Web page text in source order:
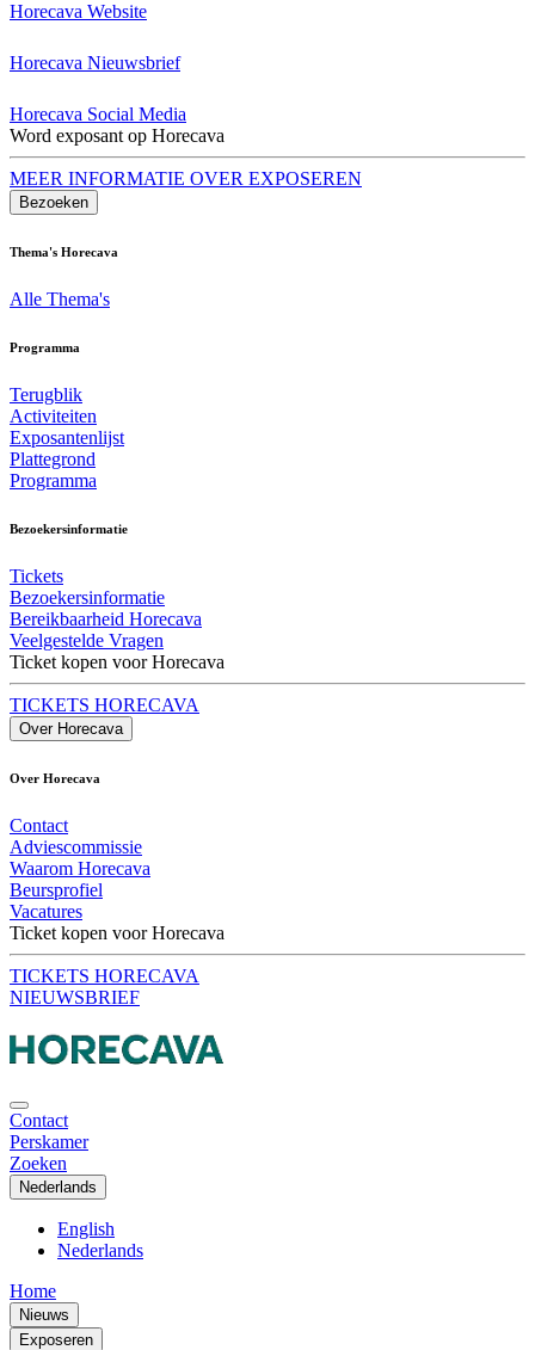
Horecava Website
Horecava Nieuwsbrief
Horecava Social Media
Word exposant op Horecava
MEER INFORMATIE OVER EXPOSEREN
Bezoeken
Thema's Horecava
Alle Thema's
Programma
Terugblik
Activiteiten
Exposantenlijst
Plattegrond
Programma
Bezoekersinformatie
Tickets
Bezoekersinformatie
Bereikbaarheid Horecava
Veelgestelde Vragen
Ticket kopen voor Horecava
TICKETS HORECAVA
Over Horecava
Over Horecava
Contact
Adviescommissie
Waarom Horecava
Beursprofiel
Vacatures
Ticket kopen voor Horecava
TICKETS HORECAVA
NIEUWSBRIEF
Contact
Perskamer
Zoeken
Nederlands
English
Nederlands
Home
Nieuws
Exposeren